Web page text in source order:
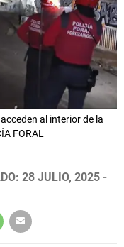
al interior de la
FORAL
28 JULIO, 2025 -